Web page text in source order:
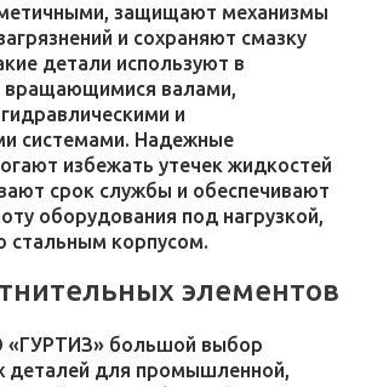
защищают механизмы
и сохраняют смазку
детали используют в
вращающимися валами,
и
системами. Надежные
избежать утечек жидкостей
срок службы и обеспечивают
оборудования под нагрузкой,
стальным корпусом.
элементов
«ГУРТИЗ» большой выбор
деталей для промышленной,